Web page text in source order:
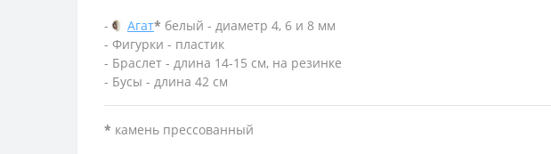
- Агат* белый - диаметр 4, 6 и 8 мм
- Фигурки - пластик
- Браслет - длина 14-15 см, на резинке
- Бусы - длина 42 см
* камень прессованный